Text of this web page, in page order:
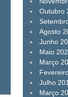
Outubro
Agosto
Junho
Maio
Março
Julho
Março